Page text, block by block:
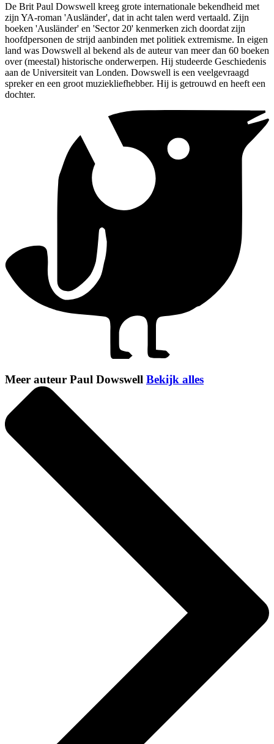
De Brit Paul Dowswell kreeg grote internationale bekendheid met
zijn YA-roman 'Ausländer', dat in acht talen werd vertaald. Zijn
boeken 'Ausländer' en 'Sector 20' kenmerken zich doordat zijn
hoofdpersonen de strijd aanbinden met politiek extremisme. In eigen
land was Dowswell al bekend als de auteur van meer dan 60 boeken
over (meestal) historische onderwerpen. Hij studeerde Geschiedenis
aan de Universiteit van Londen. Dowswell is een veelgevraagd
spreker en een groot muziekliefhebber. Hij is getrouwd en heeft een
dochter.
Meer auteur Paul Dowswell Bekijk alles